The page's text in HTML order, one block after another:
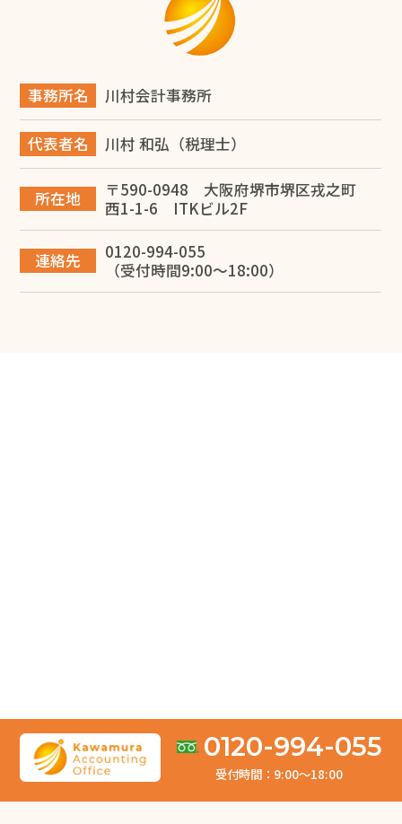
と進め方
2026.06.12
【税理士監修】大阪で建設業を開業する完全ガイド！一
人親方の独立から法人化・融資まで徹底解説
2026.06.10
専従者給与で節税する方法を堺市の税理士が解説
【所得税】修正申告の書き方ガイド！必要書類やペナル
ティを解説
事務所名 川村会計事務所
代表者名 川村 和弘（税理士）
所在地
〒590-0948 大阪府堺市堺区戎之町
西1-1-6 ITKビル2F
連絡先
0120-994-055
（受付時間9:00～18:00）
0120-994-055
受付時間：9:00〜18:00